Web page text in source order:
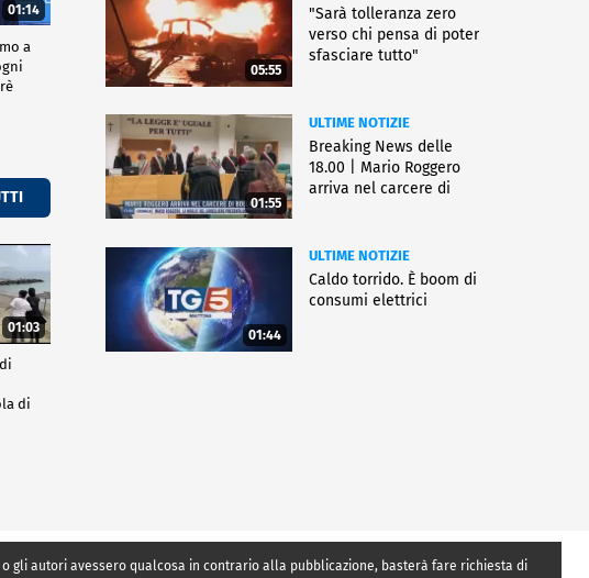
01:14
a
01:03
di
05:55
"Sarà tolleranza zero
verso chi pensa di poter
sfasciare tutto"
01:55
ULTIME NOTIZIE
Breaking News delle
18.00 | Mario Roggero
arriva nel carcere di
01:44
ULTIME NOTIZIE
Caldo torrido. È boom di
consumi elettrici
gli autori avessero qualcosa in contrario alla pubblicazione, basterà fare richiesta di